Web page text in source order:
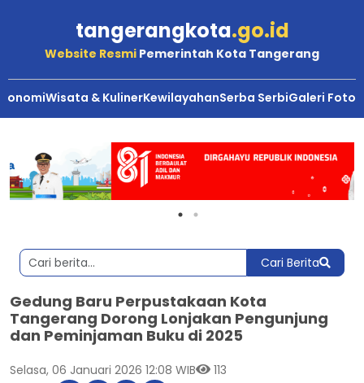
tangerangkota.go.id
Website Resmi Pemerintah Kota Tangerang
Wisata & KulinerKewilayahanSerba SerbiGaleri Foto
Cari Berita
Gedung Baru Perpustakaan Kota
Tangerang Dorong Lonjakan Pengunjung
dan Peminjaman Buku di 2025
Selasa, 06 Januari 2026 12:08 WIB 113